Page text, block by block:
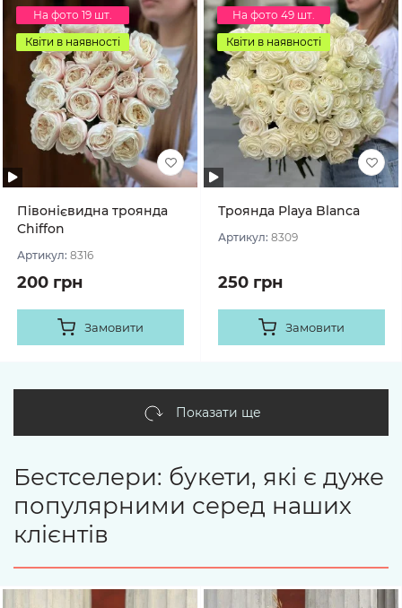
На фото 19 шт.
Квіти в наявності
Півонієвидна троянда
Chiffon
Артикул: 8316
200 грн
Замовити
На фото 49 шт.
Квіти в наявності
Троянда Playa Blanca
Артикул: 8309
250 грн
Замовити
Показати ще
Бестселери: букети, які є дуже
популярними серед наших
клієнтів